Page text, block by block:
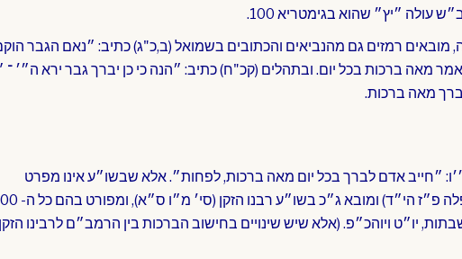
עולה ״יץ״ שהוא בגימטריא 100.
רמזים גם מהנביאים והכתובים בשמואל (ב,כ"ג) כתיב: ״נאם הגבר
היינו שקיים ואמר מאה ברכות בכל יום. ובתהלים (קכ"ח) כתיב: ״הנה כי כן יברך גבר ירא ה״׳ ־
״חייב אדם לברך בכל יום מאה ברכות, לפחות״. אלא שבשו״ע אינו מפרט
חשבונם. וכן פסק הרמב״ם (הל׳ תפלה פ״ז הי״ד) ומובא ג״כ בשו״ע
יו״ט ויוהכ״פ. (אלא שיש שינויים בחישוב הברכות בין הרמב״ם לרבינו